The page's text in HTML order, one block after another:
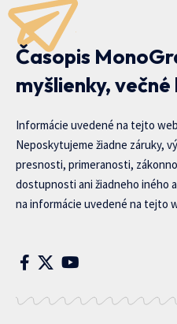
Časopis
myšlienky,
Informácie uvedené na tejto
Neposkytujeme žiadne záruky,
presnosti, primeranosti,
dostupnosti ani žiadneho iného
na informácie uvedené na tejto